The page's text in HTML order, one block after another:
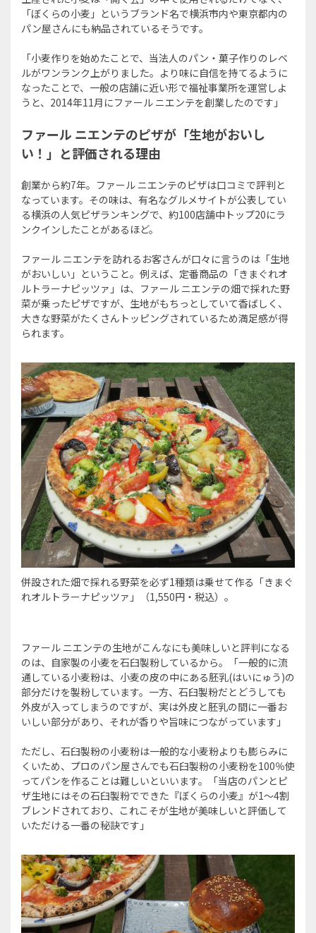
「ぼくらの小麦」というブランド名で横浜市内や東京都内の
パン屋さんにも納品されているそうです。
「小麦作りを始めたことで、当法人のパン・菓子作りのレベ
ルがワンランク上がりました。より味に自信を持てるように
なったことで、一般の店舗に近い形で福祉事業所を運営しよ
うと、2014年11月にファール ニエンテを創業したのです」
ファール ニエンテのピザが「生地がおいし
い！」と評価される理由
創業から約7年。ファール ニエンテのピザは口コミで評判と
なっています。その味は、有名なグルメサイトが公表してい
る横浜の人気ピザランキングで、約100店舗中トップ20にラ
ンクインしたことがあるほど。
ファール ニエンテを訪れるお客さんが口々に言うのは「生地
がおいしい」ということ。例えば、定番商品の「きまぐれオ
ルトラーナピッツァ」は、ファール ニエンテの畑で採れた野
菜が乗ったピザですが、生地がもちっとしていて香ばしく、
大きな野菜がたくさんトッピングされているため満足感が得
られます。
併設された畑で採れる野菜を必ず1種類は乗せて作る「きまぐ
れオルトラーナピッツァ」（1,550円・税込）。
ファール ニエンテの生地がこんなにも美味しいと評判になる
のは、自家製の小麦を石臼製粉しているから。「一般的に流
通している小麦粉は、小麦の皮の中にある胚乳(はいにゅう)の
部分だけを製粉しています。一方、石臼製粉だとどうしても
外皮が入ってしまうのですが、実は外皮と胚乳の間に一番お
いしい部分があり、それが香りや旨味につながっています」
ただし、石臼製粉の小麦粉は一般的な小麦粉よりも膨らみに
くいため、プロのパン屋さんでも石臼製粉の小麦粉を100％使
ってパンを作ることは難しいといいます。「当店のパンとピ
ザ生地にはその石臼製粉でできた『ぼくらの小麦』が1～4割
ブレンドされており、これこそが生地が美味しいと評価して
いただける一番の秘訣です」